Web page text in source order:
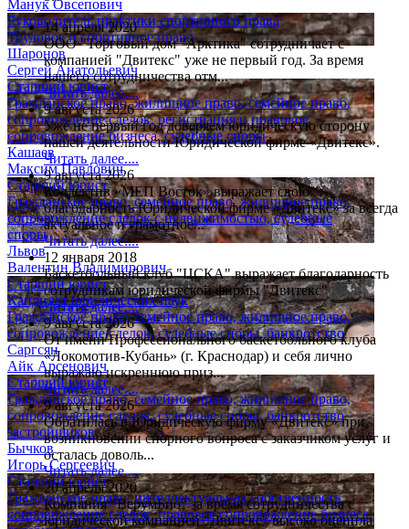
Манук Овсепович
Руководитель практики спортивного права
Трудовое и спортивное право
Шаронов
Сергей Анатольевич
Старший юрист
Гражданское право, жилищное право, семейное право,
сопровождение сделок, регистрация и правовое
сопровождение бизнеса, судебные споры
Кашаев
Максим Павлович
Старший юрист
Гражданское право, семейное право, жилищное право,
сопровождение сделок с недвижимостью, судебные
споры
Львов
Валентин Владимирович
Старший юрист
Кандидат юридических наук
Гражданское право, семейное право, жилищное право,
сопровождение сделок, судебные споры, банкротство
Саргсян
Айк Арсенович
Старший юрист
Гражданское право, семейное право, жилищное право,
сопровождение сделок, судебные споры, банкротство
застройщиков
Бычков
Игорь Сергеевич
Старший юрист
Гражданское право, интеллектуальная собственность,
сопровождение сделок, правовое сопровождение бизнеса,
14 апреля 2020
ООО "Торговый дом "Арктика" сотрудничает с
компанией "Двитекс" уже не первый год. За время
нашего сотрудничества отм...
Читать далее....
9 августа 2026
Уже не первый год доверяем юридическую сторону
нашей деятельности Юридической фирме «Двитекс».
Читать далее....
9 августа 2026
Коллектив «МЕП Восток» выражает свою
благодарность Юридической фирме «Двитекс» за всегда
актуальное и грамотное...
Читать далее....
12 января 2018
Баскетбольный клуб "ЦСКА" выражает благодарность
сотрудникам юридической фирмы "Двитекс"
Читать далее....
9 августа 2026
От имени Профессионального баскетбольного клуба
«Локомотив-Кубань» (г. Краснодар) и себя лично
выражаю искреннюю приз...
Читать далее....
9 августа 2026
Обратилась в Юридическую фирму «Двитекс» при
возникновении спорного вопроса с заказчиком услуг и
осталась доволь...
Читать далее....
20 апреля 2020
Компания "ВерумБио" за время сотрудничества с
юридической компанией "Двитекс" высоко оценила